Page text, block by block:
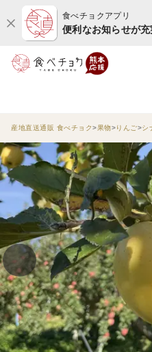
食べチョクアプリ
便利なお知らせが充
産地直送通販 食べチョク 果物 りんご シ